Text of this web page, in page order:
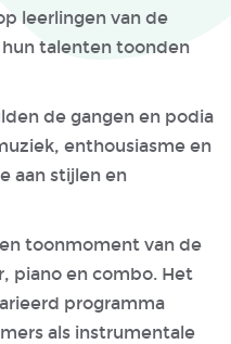
leerlingen van de
talenten toonden
de gangen en podia
enthousiasme en
aan stijlen en
toonmoment van de
piano en combo. Het
programma
als instrumentale